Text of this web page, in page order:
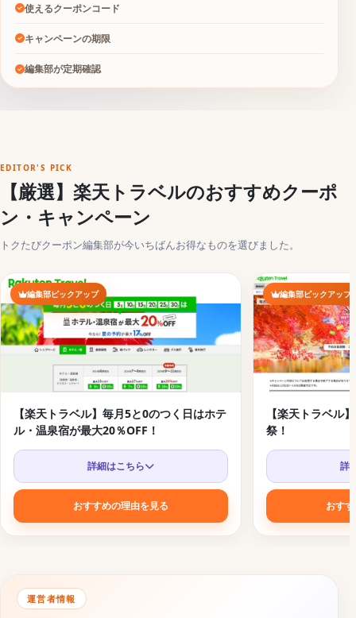
使えるクーポンコード
キャンペーンの期限
編集部が定期確認
EDITOR'S PICK
【厳選】楽天トラベルのおすすめクーポ
ン・キャンペーン
トクたびクーポン編集部が今いちばんお得なものを選びました。
編集部ピックアップ
【楽天トラベル】毎月5と0のつく日はホテ
ル・温泉宿が最大20％OFF！
詳細はこちら
おすすめの理由を見る
編集部ピックアップ
【楽天トラベル
祭！
詳
おす
運営者情報